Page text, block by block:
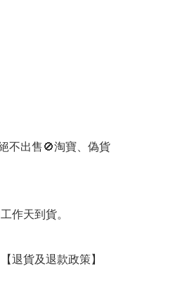
不出售🚫淘寶、偽貨
作天到貨。
退貨及退款政策】